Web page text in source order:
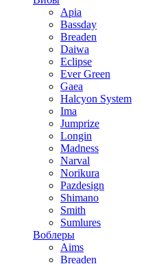
Apia
Bassday
Breaden
Daiwa
Eclipse
Ever Green
Gaea
Halcyon System
Ima
Jumprize
Longin
Madness
Narval
Norikura
Pazdesign
Shimano
Smith
Sumlures
Воблеры
Aims
Breaden